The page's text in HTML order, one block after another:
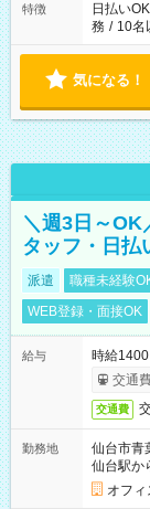
特徴 日払いOK
務 / 10名
気になる！
＼週3日～OK
タッフ・日払
派遣 職種未経験
WEB登録・面接OK
給与
時給
交通
交通費
勤務地
仙台市青
仙台駅か
オフ